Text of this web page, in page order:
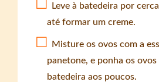
Leve à batedeira por
até formar um creme.
Misture os ovos com a
panetone, e ponha os
batedeira aos poucos.